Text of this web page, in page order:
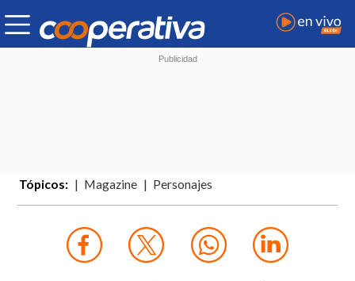
Tópicos: Magazine Personajes